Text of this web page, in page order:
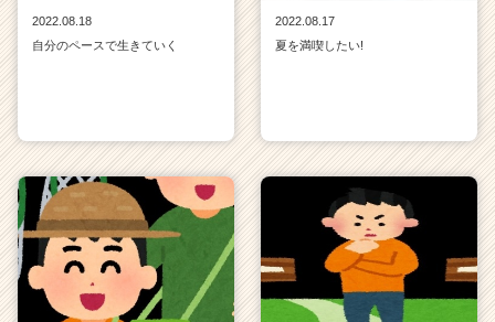
2022.08.18
自分のペースで生きていく
2022.08.17
夏を満喫したい!